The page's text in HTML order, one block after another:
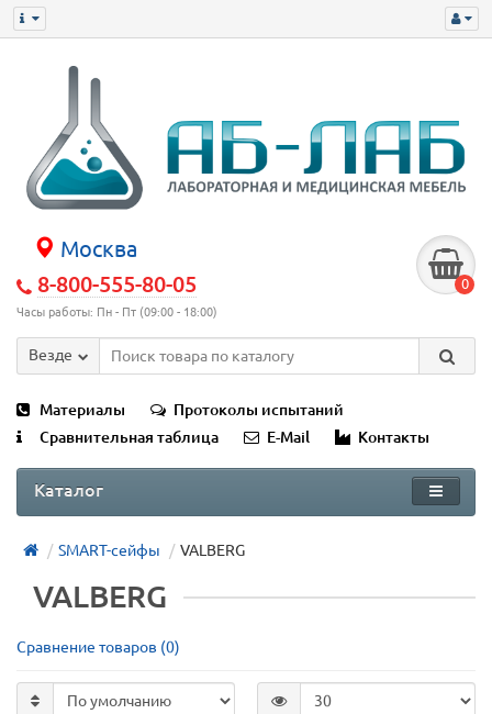
Москва
8-800-555-80-05
Часы работы: Пн - Пт (09:00 - 18:00)
0
Везде
Материалы
Протоколы испытаний
Сравнительная таблица
E-Mail Контакты
Каталог
SMART-сейфы VALBERG
VALBERG
Сравнение товаров (0)